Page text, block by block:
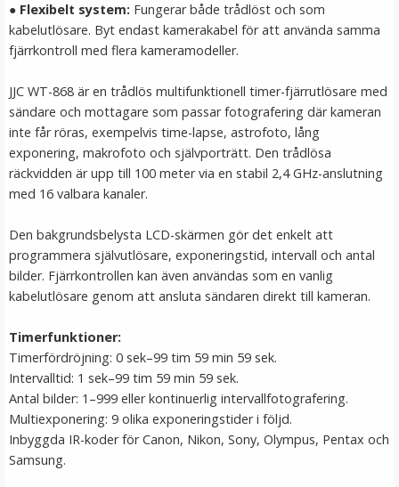
Puluz Gängadapter 1/4 tums hongänga till 3/8 tums
29 kr
Spakskydd för DJI Mavic Pro / Spark fjärrkontroll
● Flexibelt system: Fungerar både trådlöst och som
kabelutlösare. Byt endast kamerakabel för att använda samma
fjärrkontroll med flera kameramodeller.
JJC WT-868 är en trådlös multifunktionell timer-fjärrutlösare med
sändare och mottagare som passar fotografering där kameran
inte får röras, exempelvis time-lapse, astrofoto, lång
exponering, makrofoto och självporträtt. Den trådlösa
räckvidden är upp till 100 meter via en stabil 2,4 GHz-anslutning
med 16 valbara kanaler.
Den bakgrundsbelysta LCD-skärmen gör det enkelt att
programmera självutlösare, exponeringstid, intervall och antal
bilder. Fjärrkontrollen kan även användas som en vanlig
kabelutlösare genom att ansluta sändaren direkt till kameran.
Timerfunktioner:
Timerfördröjning: 0 sek–99 tim 59 min 59 sek.
Intervalltid: 1 sek–99 tim 59 min 59 sek.
Antal bilder: 1–999 eller kontinuerlig intervallfotografering.
Multiexponering: 9 olika exponeringstider i följd.
Inbyggda IR-koder för Canon, Nikon, Sony, Olympus, Pentax och
Samsung.